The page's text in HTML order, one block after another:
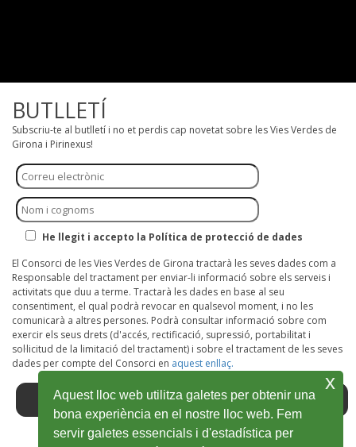
BUTLLETÍ
Subscriu-te al butlletí i no et perdis cap novetat sobre les Vies Verdes de
Girona i Pirinexus!
He llegit i accepto la Política de protecció de dades
El Consorci de les Vies Verdes de Girona tractarà les seves dades com a
Responsable del tractament per enviar-li informació sobre els serveis i
activitats que duu a terme. Tractarà les dades en base al seu
consentiment, el qual podrà revocar en qualsevol moment, i no les
comunicarà a altres persones. Podrà consultar informació sobre com
exercir els seus drets (d'accés, rectificació, supressió, portabilitat i
sol·licitud de la limitació del tractament) i sobre el tractament de les seves
dades per compte del Consorci en aquest enllaç.
Aquest lloc web utilitza galetes per obtenir una
bona experiència en el nostre lloc web. Fem
servir galetes essencials i d'estadística per
x